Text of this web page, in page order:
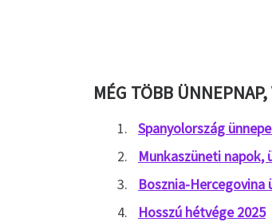
MÉG TÖBB
Spanyolország
Munkaszüneti napok,
Bosznia-Hercegovina
Hosszú hétvége 2025